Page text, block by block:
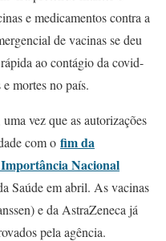
e medicamentos contra a
de vacinas se deu
ao contágio da covid-
mortes no país.
vez que as autorizações
com o fim da
Nacional
Saúde em abril. As vacinas
e da AstraZeneca já
pela agência.